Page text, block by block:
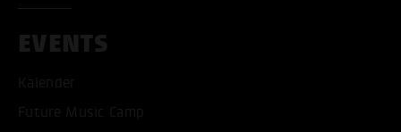
EVENTS
Kalender
Future Music Camp